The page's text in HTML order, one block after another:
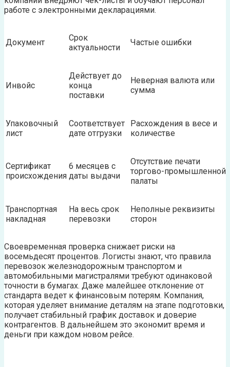
работе с электронными декларациями.
Документ
Срок
актуальности
Частые ошибки
Инвойс
Действует до
конца
поставки
Неверная валюта или
сумма
Упаковочный
лист
Соответствует
дате отгрузки
Расхождения в весе и
количестве
Сертификат
происхождения
6 месяцев с
даты выдачи
Отсутствие печати
торгово-промышленной
палаты
Транспортная
накладная
На весь срок
перевозки
Неполные реквизиты
сторон
Своевременная проверка снижает риски на
восемьдесят процентов. Логисты знают, что правила
перевозок железнодорожным транспортом и
автомобильными магистралями требуют одинаковой
точности в бумагах. Даже малейшее отклонение от
стандарта ведет к финансовым потерям. Компания,
которая уделяет внимание деталям на этапе подготовки,
получает стабильный график доставок и доверие
контрагентов. В дальнейшем это экономит время и
деньги при каждом новом рейсе.